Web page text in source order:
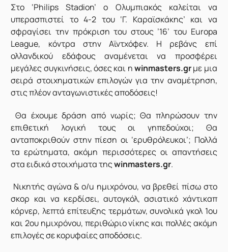
Στο ‘Philips Stadion’ ο Ολυμπιακός καλείται να
υπερασπιστεί το 4-2 του ‘Γ. Καραϊσκάκης’ και να
σφραγίσει την πρόκριση του στους ’16’ του Europa
League, κόντρα στην Αϊντχόφεν. Η ρεβάνς επί
ολλανδικού εδάφους αναμένεται να προσφέρει
μεγάλες συγκινήσεις, όσες και ηwinmasters.grμε μια
σειρά στοιχηματικών επιλογών για την αναμέτρηση,
στις πλέον ανταγωνιστικές αποδόσεις!
Θα έχουμε δράση από νωρίς; Θα πληρώσουν την
επιθετική λογική τους οι γηπεδούχοι; Θα
ανταποκριθούν στην πίεση οι ‘ερυθρόλευκοι’; Πολλά
τα ερώτηματα, ακόμη περισσότερες οι απαντήσεις
στα ειδικά στοιχήματα τηςwinmasters.gr.
Νικητής αγώνα & o/u ημιχρόνου, να βρεθεί πίσω στο
σκορ και να κερδίσει, αυτογκόλ, ασιατικό χάντικαπ
κόρνερ, λεπτά επίτευξης τερμάτων, συνολικά γκολ 1ου
και 2ου ημιχρόνου, περιθώριο νίκης και πολλές ακόμη
επιλογές σε κορυφαίες αποδόσεις.